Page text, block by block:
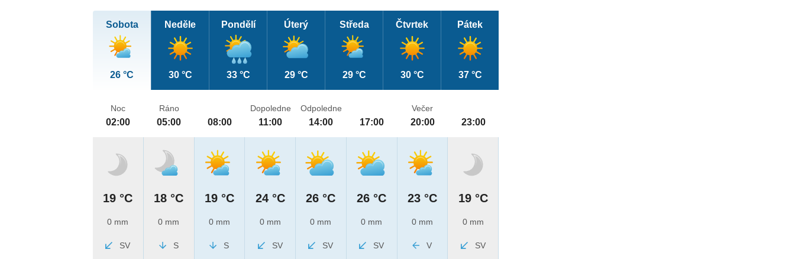
Sobota
26 °C
Neděle
30 °C
Pondělí
33 °C
Úterý
29 °C
Středa
29 °C
Čtvrtek
30 °C
Pátek
37 °C
Noc
02:00
19 °C
0 mm
SV
Ráno
05:00
18 °C
0 mm
S
08:00
19 °C
0 mm
S
Dopoledne
11:00
24 °C
0 mm
SV
Odpoledne
14:00
26 °C
0 mm
SV
17:00
26 °C
0 mm
SV
Večer
20:00
23 °C
0 mm
V
23:00
19 °C
0 mm
SV